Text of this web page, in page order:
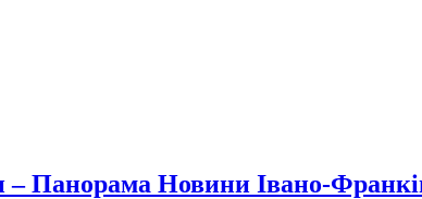
Панорама Новини Івано-